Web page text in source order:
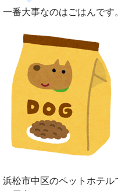
一番大事なのはごはんです
浜松市中区のペットホテ